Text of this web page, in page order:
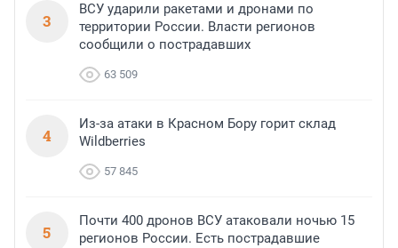
3
ВСУ ударили ракетами и дронами по
территории России. Власти регионов
сообщили о пострадавших
63 509
4
Из-за атаки в Красном Бору горит склад
Wildberries
57 845
5
Почти 400 дронов ВСУ атаковали ночью 15
регионов России. Есть пострадавшие